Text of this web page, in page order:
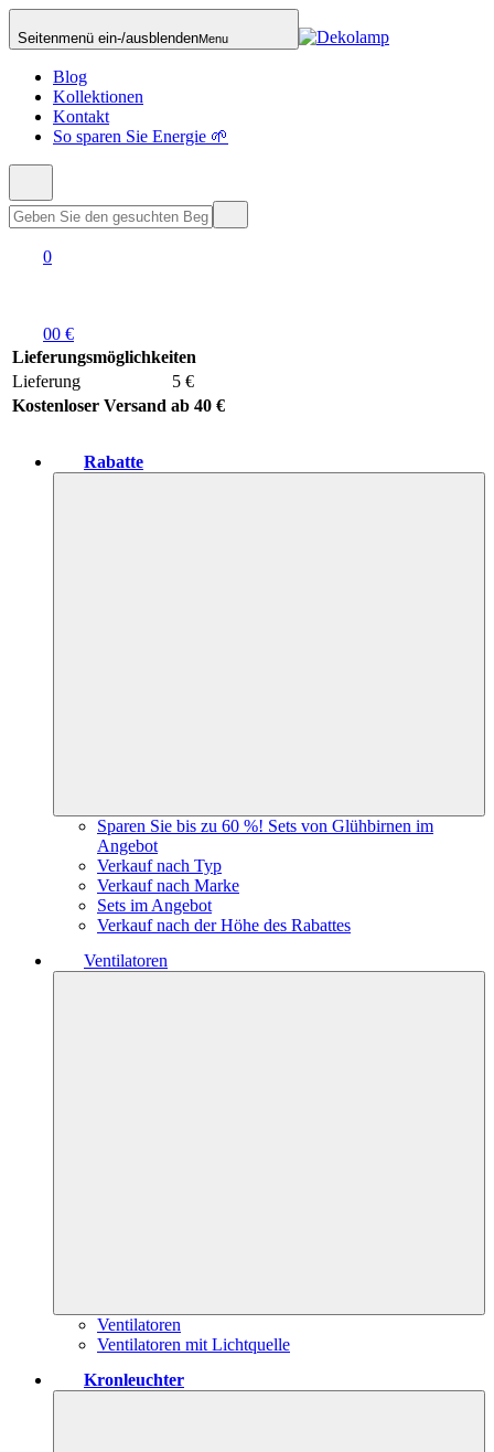
Seitenmenü ein-/ausblendenMenu
Blog
Kollektionen
Kontakt
So sparen Sie Energie 🌱
0
00 €
Lieferungsmöglichkeiten
Lieferung
5 €
Kostenloser Versand ab 40 €
Rabatte
Sparen Sie bis zu 60 %! Sets von Glühbirnen im
Angebot
Verkauf nach Typ
Verkauf nach Marke
Sets im Angebot
Verkauf nach der Höhe des Rabattes
Ventilatoren
Ventilatoren
Ventilatoren mit Lichtquelle
Kronleuchter